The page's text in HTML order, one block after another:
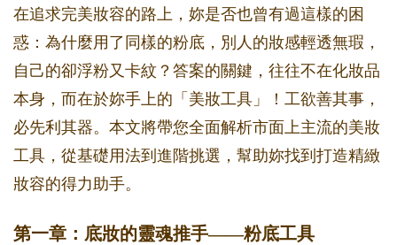
在追求完美妝容的路上，妳是否也曾有過這樣的困
惑：為什麼用了同樣的粉底，別人的妝感輕透無瑕，
自己的卻浮粉又卡紋？答案的關鍵，往往不在化妝品
本身，而在於妳手上的「美妝工具」！工欲善其事，
必先利其器。本文將帶您全面解析市面上主流的美妝
工具，從基礎用法到進階挑選，幫助妳找到打造精緻
妝容的得力助手。
第一章：底妝的靈魂推手——粉底工具